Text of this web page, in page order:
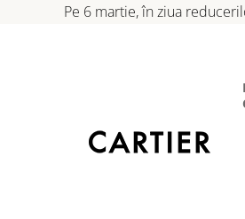
Pe 6 martie, în ziua